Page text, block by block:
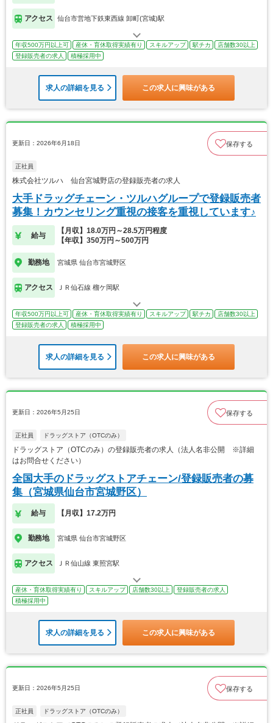
アクセス 仙台市営地下鉄東西線 卸町(宮城)駅
年収500万円以上可 産休・育休取得実績有り スキルアップ 駅チカ
店舗数30以上
登録販売者の求人
積極採用中
求人の詳細を見る この求人に興味がある
更新日：2026年6月18日 保存する
正社員
株式会社ツルハ 仙台宮城野店の登録販売者の求人
大手ドラッグチェーン・ツルハグループで登録販売者
募集！カウンセリング重視の接客を重視しています♪
給与
【月収】18.0万円～28.5万円程度
【年収】350万円～500万円
勤務地 宮城県 仙台市宮城野区
アクセス ＪＲ仙石線 榴ケ岡駅
年収500万円以上可 産休・育休取得実績有り スキルアップ 駅チカ
店舗数30以上
登録販売者の求人
積極採用中
求人の詳細を見る この求人に興味がある
更新日：2026年5月25日 保存する
正社員 ドラッグストア（OTCのみ）
ドラッグストア（OTCのみ）の登録販売者の求人（法人名非公開 ※詳細
はお問合せください）
全国大手のドラッグストアチェーン/登録販売者の募
集（宮城県仙台市宮城野区）
給与 【月収】17.2万円
勤務地 宮城県 仙台市宮城野区
アクセス ＪＲ仙山線 東照宮駅
産休・育休取得実績有り スキルアップ 店舗数30以上
登録販売者の求人
積極採用中
求人の詳細を見る この求人に興味がある
更新日：2026年5月25日 保存する
正社員 ドラッグストア（OTCのみ）